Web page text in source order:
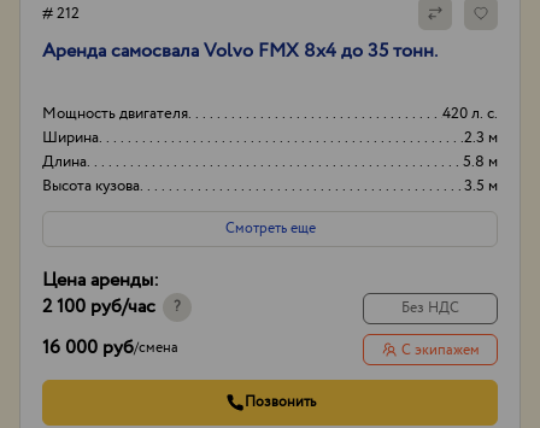
# 212
Аренда самосвала Volvo FMX 8х4 до 35 тонн.
Мощность двигателя
420 л. с.
Ширина
2.3 м
Длина
5.8 м
Высота кузова
3.5 м
Смотреть еще
Цена аренды:
2 100 руб/час ?
16 000 руб/смена
Без НДС
С экипажем
Позвонить